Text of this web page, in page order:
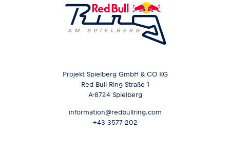
Projekt Spielberg GmbH & CO KG
Red Bull Ring Straße 1
A-8724 Spielberg
information@redbullring.com
+43 3577 202